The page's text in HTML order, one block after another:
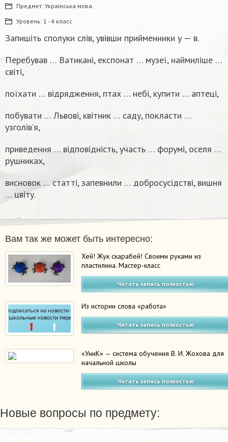
Предмет: Українська мова
Уровень: 1 - 4 класс
Запишіть сполуки слів, увівши прийменники у — в.
Перебував … Ватикані, експонат … музеї, наймиліше …
світі,
поїхати … відрядження, птах … небі, купити … аптеці,
побувати … Львові, квітник … саду, покласти …
узголів’я,
приведення … відповідність, участь … форумі, оселя …
рушниках,
висновок … статті, запевнили … добросусідстві, вишня
… цвіту.
Вам так же может быть интересно:
Хей! Жук скарабей! Своими руками из
пластилина. Мастер-класс
Читать запись полностью
Из истории слова «работа»
Читать запись полностью
«УниК» — система обучения В. И. Жохова для
начальной школы
Читать запись полностью
Новые вопросы по предмету: